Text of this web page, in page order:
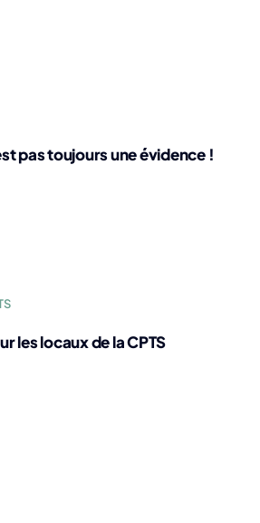
pas toujours une évidence !
les locaux de la CPTS